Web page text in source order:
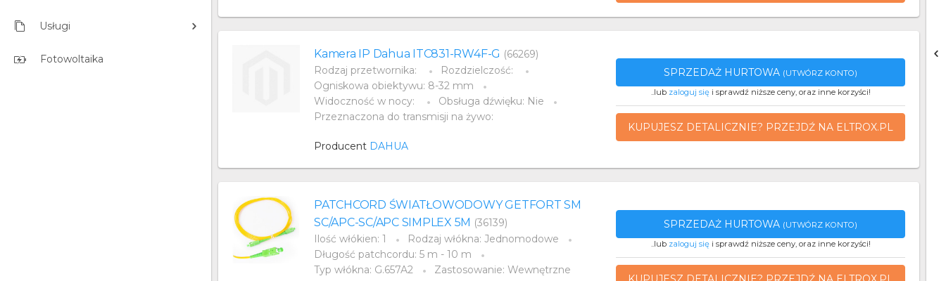
Usługi
Fotowoltaika Kamera IP Dahua ITC831-RW4F-G (66269)
Rodzaj przetwornika:
Rozdzielczość:
Ogniskowa obiektywu: 8-32 mm
Widoczność w nocy:
Obsługa dźwięku: Nie
Przeznaczona do transmisji na żywo:
Producent DAHUA
SPRZEDAŻ HURTOWA (UTWÓRZ KONTO)
..lub zaloguj sięi sprawdź niższe ceny, oraz inne korzyści!
KUPUJESZ DETALICZNIE? PRZEJDŹ NA ELTROX.PL
PATCHCORD ŚWIATŁOWODOWY GETFORT SM
SC/APC-SC/APC SIMPLEX 5M (36139)
Ilość włókien: 1
Rodzaj włókna: Jednomodowe
Długość patchcordu: 5 m - 10 m
Typ włókna: G.657A2
Zastosowanie: Wewnętrzne
SPRZEDAŻ HURTOWA (UTWÓRZ KONTO)
..lub zaloguj sięi sprawdź niższe ceny, oraz inne korzyści!